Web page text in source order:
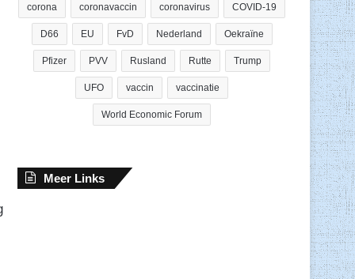
corona coronavaccin coronavirus COVID-19
D66 EU FvD Nederland Oekraïne
Pfizer PVV Rusland Rutte Trump
UFO vaccin vaccinatie
World Economic Forum
Meer Links